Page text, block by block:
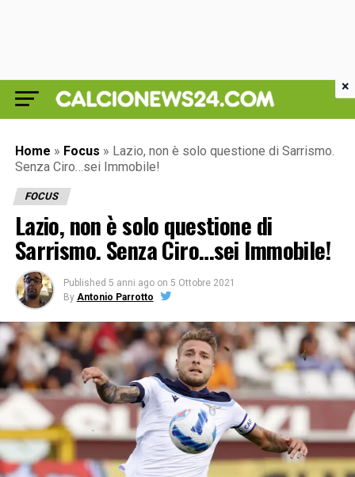
Home » Focus » Lazio, non è solo questione di Sarrismo.
Senza Ciro…sei Immobile!
FOCUS
Lazio, non è solo questione di
Sarrismo. Senza Ciro…sei Immobile!
Published 5 anni ago on 5 Ottobre 2021
By Antonio Parrotto
×